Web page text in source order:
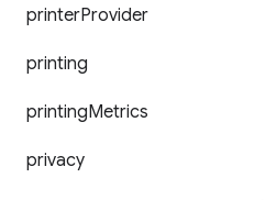
printerProvider
printing
printingMetrics
privacy